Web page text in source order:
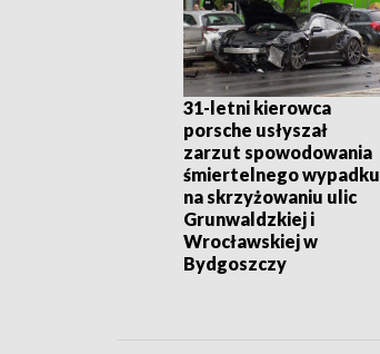
31-letni kierowca
porsche usłyszał
zarzut spowodowania
śmiertelnego wypadku
na skrzyżowaniu ulic
Grunwaldzkiej i
Wrocławskiej w
Bydgoszczy